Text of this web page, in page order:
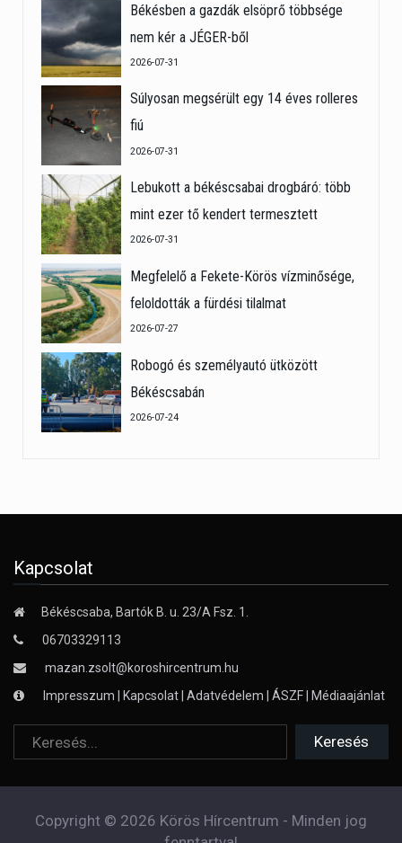
Békésben a gazdák elsöprő többsége
nem kér a JÉGER-ből
2026-07-31
Súlyosan megsérült egy 14 éves rolleres
fiú
2026-07-31
Lebukott a békéscsabai drogbáró: több
mint ezer tő kendert termesztett
2026-07-31
Megfelelő a Fekete-Körös vízminősége,
feloldották a fürdési tilalmat
2026-07-27
Robogó és személyautó ütközött
Békéscsabán
2026-07-24
Kapcsolat
Békéscsaba, Bartók B. u. 23/A Fsz. 1.
06703329113
mazan.zsolt@koroshircentrum.hu
Impresszum
Kapcsolat Adatvédelem ÁSZF Médiaajánlat
Copyright © 2026 Körös Hírcentrum - Minden jog